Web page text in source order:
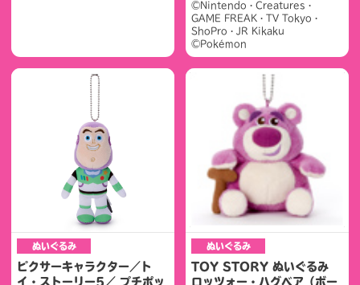
©Nintendo・Creatures・
GAME FREAK・TV Tokyo・
ShoPro・JR Kikaku
©Pokémon
ぬいぐるみ
ピクサーキャラクター／ト
イ・ストーリー5／ プチポッ
ぬいぐるみ
TOY STORY ぬいぐるみ
ロッツォー・ハグベア（ボー